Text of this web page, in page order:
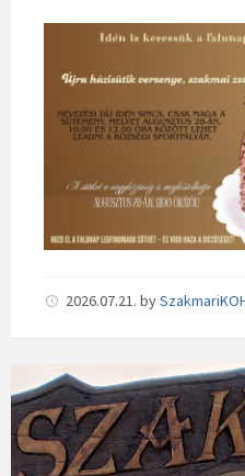
2026.07.21. by